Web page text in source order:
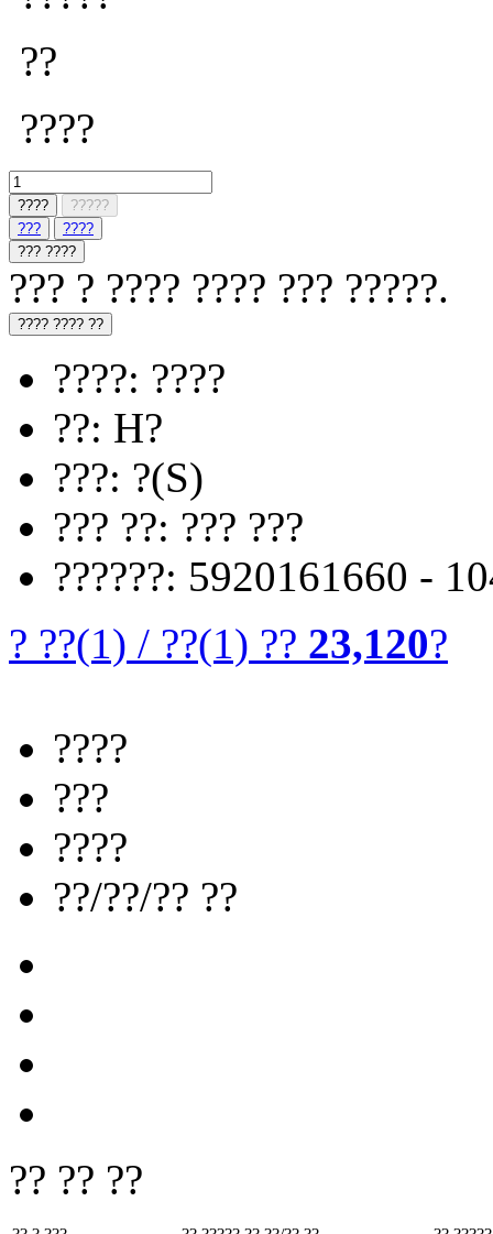
??
????
????
?????
???
????
??? ????
??? ? ???? ???? ??? ?????.
???? ???? ??
????: ????
??: H?
???: ?(S)
??? ??: ??? ???
??????: 5920161660 -
? ??(1) / ??(1) ?? 23,120?
????
???
????
??/??/?? ??
?? ?? ??